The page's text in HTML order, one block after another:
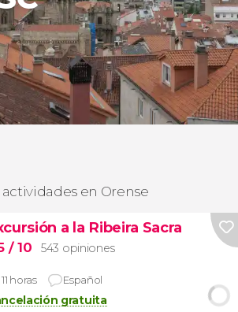
actividades en Orense
a la Ribeira Sacra
/ 10 543 opiniones
11 horas Español
gratuita